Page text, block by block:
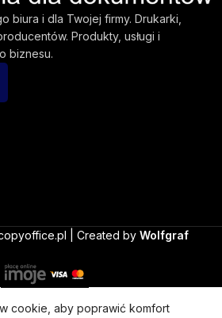
biura i dla Twojej firmy. Drukarki,
Produkty, usługi i
biznesu.
| Created by Wolfgraf
cookie, aby poprawić komfort